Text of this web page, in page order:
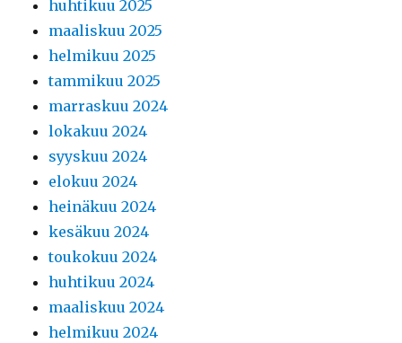
huhtikuu 2025
maaliskuu 2025
helmikuu 2025
tammikuu 2025
marraskuu 2024
lokakuu 2024
syyskuu 2024
elokuu 2024
heinäkuu 2024
kesäkuu 2024
toukokuu 2024
huhtikuu 2024
maaliskuu 2024
helmikuu 2024